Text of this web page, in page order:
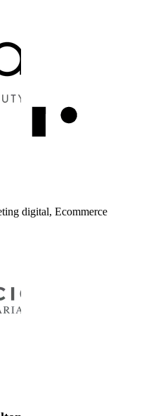
digital, Ecommerce